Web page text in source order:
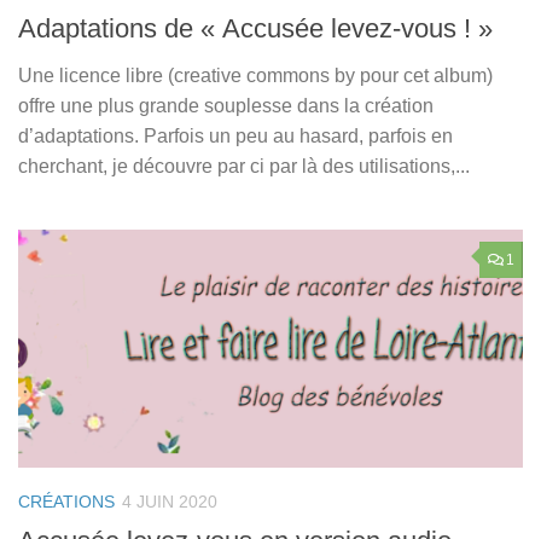
Adaptations de « Accusée levez-vous ! »
Une licence libre (creative commons by pour cet album)
offre une plus grande souplesse dans la création
d’adaptations. Parfois un peu au hasard, parfois en
cherchant, je découvre par ci par là des utilisations,...
1
CRÉATIONS 4 JUIN 2020